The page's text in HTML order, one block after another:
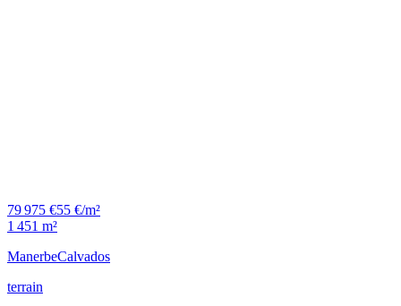
79 975 €55 €/m²
1 451 m²
ManerbeCalvados
terrain